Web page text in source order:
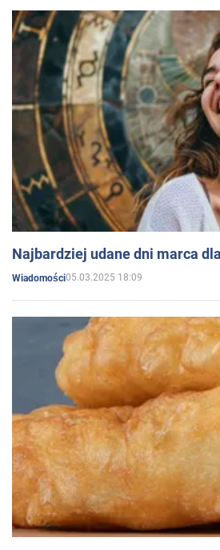
Najbardziej udane dni marca
Wiadomości05.03.2025 18:09